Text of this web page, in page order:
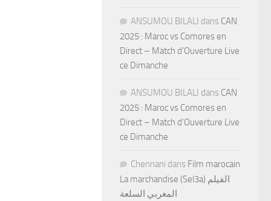
ANSUMOU BILALI dans CAN
2025 : Maroc vs Comores en
Direct – Match d’Ouverture Live
ce Dimanche
ANSUMOU BILALI dans CAN
2025 : Maroc vs Comores en
Direct – Match d’Ouverture Live
ce Dimanche
Chennani dans Film marocain
La marchandise (Sel3a) الفيلم
المغربي السلعة